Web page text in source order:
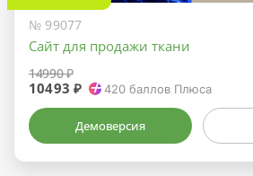
№ 99077
Сайт для продажи ткани
14990 ₽
10493 ₽ 420 баллов Плюса
Демоверсия